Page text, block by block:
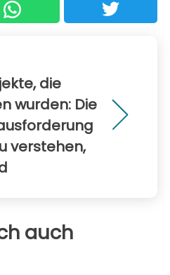
die
wurden: Die
verstehen,
auch